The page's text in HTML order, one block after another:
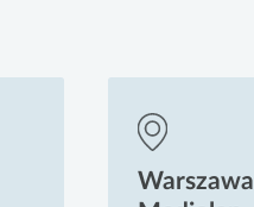
Warszawa